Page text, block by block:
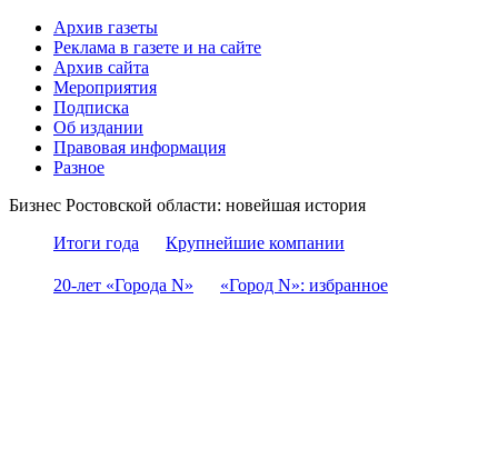
Архив газеты
Реклама в газете и на сайте
Архив сайта
Мероприятия
Подписка
Об издании
Правовая информация
Разное
Бизнес Ростовской области: новейшая история
Итоги года
Крупнейшие компании
20-лет «Города N» «Город N»: избранное